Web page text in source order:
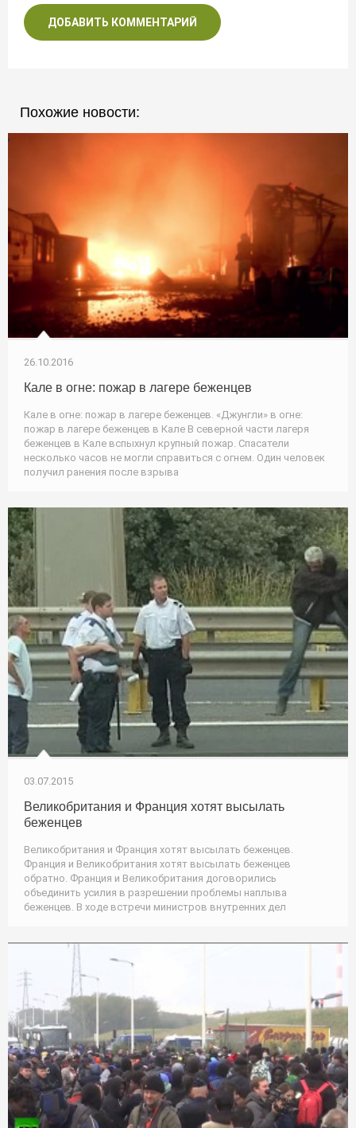
ДОБАВИТЬ КОММЕНТАРИЙ
Похожие новости:
26.10.2016
Кале в огне: пожар в лагере беженцев
Кале в огне: пожар в лагере беженцев. «Джунгли» в огне:
пожар в лагере беженцев в Кале В северной части лагеря
беженцев в Кале вспыхнул крупный пожар. Спасатели
несколько часов не могли справиться с огнем. Один человек
получил ранения после взрыва
03.07.2015
Великобритания и Франция хотят высылать
беженцев
Великобритания и Франция хотят высылать беженцев.
Франция и Великобритания хотят высылать беженцев
обратно. Франция и Великобритания договорились
объединить усилия в разрешении проблемы наплыва
беженцев. В ходе встречи министров внутренних дел